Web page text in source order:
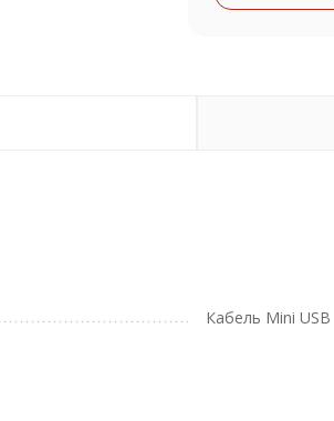
Кабель Mini USB